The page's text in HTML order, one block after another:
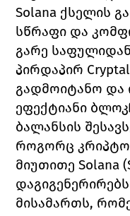
Solana ქსელის
სწრაფი და
გარე
პირდაპირ
გადმოიტანო და
ეფექტიანი
ბალანსის
როგორც კრიპტო
მიუთითე Solana
მისამართს,